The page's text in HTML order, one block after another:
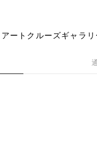
ートクルーズギャラリ